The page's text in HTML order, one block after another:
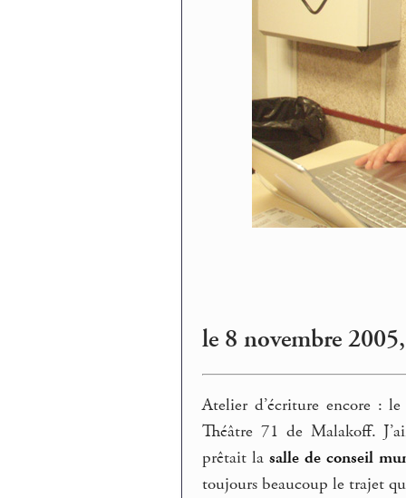
le 8 novembre
Atelier d’écriture encore : le
Théâtre 71 de Malakoff.
prêtait la salle de conseil
toujours beaucoup le trajet